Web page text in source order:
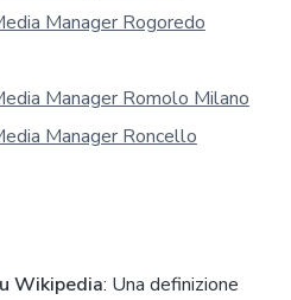
Manager Rogoredo
Manager Romolo Milano
Manager Roncello
Wikipedia: Una definizione